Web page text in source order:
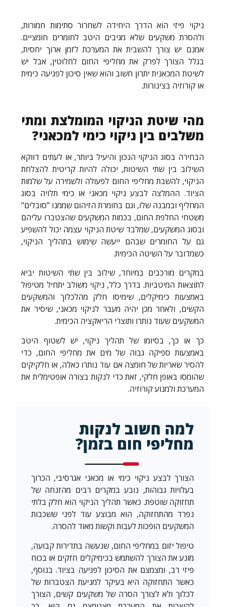
ניקוי פיזי הוא הדרך היחידה לשחרור סתימות חמורות,
ולהסרת משקעים שלא מגיבים היטב לחומרים חומציים.
אמנם יש צורך להשבית את המערכת לזמן ארוך יחסית,
בגלל הצורך לפרק את מחליפי החום לחלוטין, אבל יש
לשיטת המכאנית יתרון חשוב והוא שאין סיכון לפגיעה כימית
או קורוזיה בצינורות.
מהי שיטת הניקוי המומלצת ומתי
משלבים בין ניקוי כימי למכאני?
הבחירה בסוג הניקוי הנכון והיעיל ביותר, או לעתים דווקא
השילוב בין שתי השיטות, יכולה להיות קריטית להצלחת
הניקוי, להשבת מחליפי החום לפעולה ולשמירה על שלמות
הציוד. ההמלצה לבצע ניקוי מכאני או כימי תלויה בסוג
המחליף ובמבנה שלו, וגם בחומרת הזיהום שממנו "סובלים"
משטחי החלפת החום, בכמות המשקעים שהצטברו עליהם
ובסוג המשקעים, שמלבד שיטת הניקוי עצמה יכול להשפיע
גם על החומרים שבהם ייעשה שימוש בתהליך הניקוי,
כשמדובר על השיטה הכימית.
במקרים מורכבים במיוחד, שילוב בין שתי השיטות יביא
לתוצאות המיטביות. בדרך כלל, ניקוי משולב יתחיל מטיפול
באמצעות כימיקלים, שימיסו חלק מהלכלוך והמשקעים
הקשים, ולאחר מכן יהיה מעבר לניקוי מכאני, שיסיר את
המשקעים שעוד נותרו ותוצרי הריאקציה הכימית.
כך או כך, בסיומו של תהליך ניקוי, יש לשטוף היטב
באמצעות ספיקה גבוה של מים את מחליפי החום, כדי
להסיר שאריות של חומצה אם עוד נותרו כאלה, או חלקיקים
שהומסו באופן חלקי, זאת כדי לנקות בצורה אופטימלית את
המערכת ולמנוע קורוזיה.
למה חשוב לנקות
מחליפי חום בזמן?
הצורך לבצע ניקוי כימי או מכאני אגרסיבי, הכרוך
בעלויות גבוהות, נובע במקרים רבים מהזנחה של
תחזוקה שוטפת. כאשר תהליך הניקוי הוא חלק בלתי
נפרד מהתחזוקה, הוא מבוצע עוד לפני ששכבות
המשקעים הופכות לעבות וקשות מאוד להסרה.
טיפול יזום במחליפי החום, שנעשה בתדירות קבועה,
מונע את הצורך להשתמש בכימיקלים חזקים או בכוח
פיזי רב, ומצמצם את הסיכון לפגיעה בציוד. בנוסף,
כאשר התחזוקה היא בעיקר למניעת הצטברות של
לכלוך ולא לצורך הסרה של משקעים קשים, הצורך